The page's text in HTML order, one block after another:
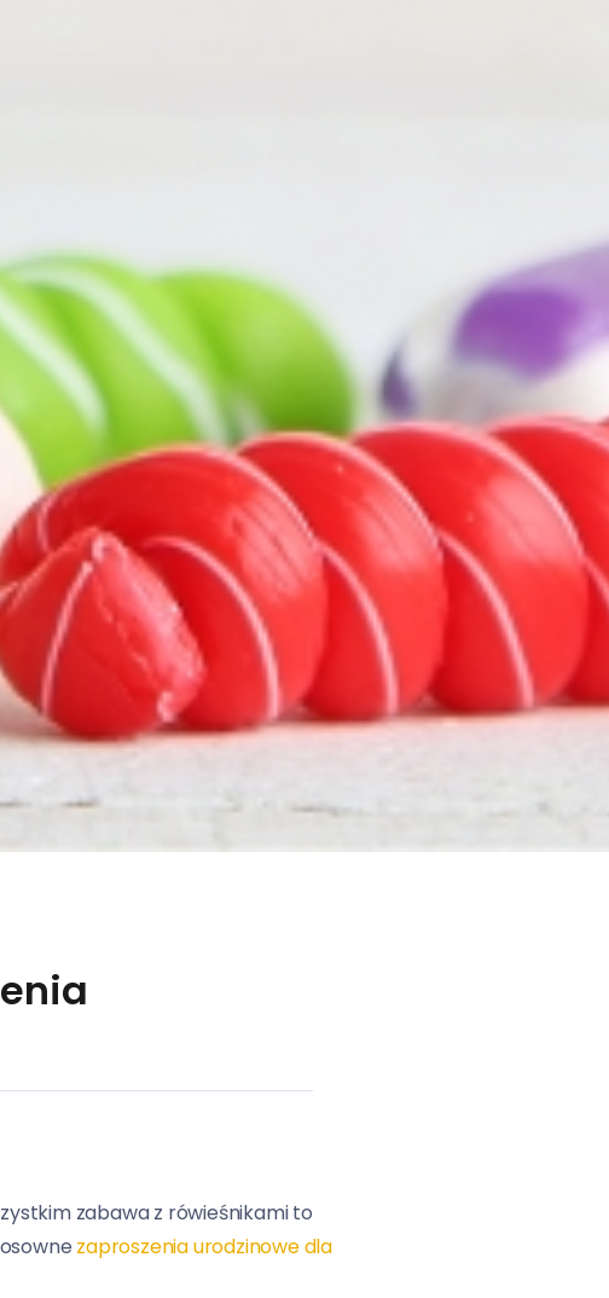
zabawa z rówieśnikami to
zaproszenia urodzinowe dla